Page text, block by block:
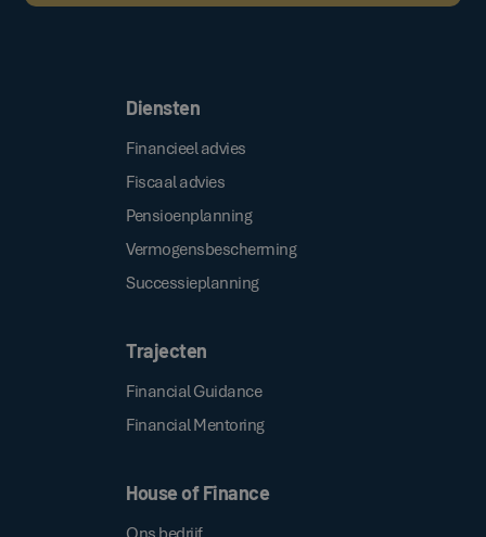
Diensten
Financieel advies
Fiscaal advies
Pensioenplanning
Vermogensbescherming
Successieplanning
Trajecten
Financial Guidance
Financial Mentoring
House of Finance